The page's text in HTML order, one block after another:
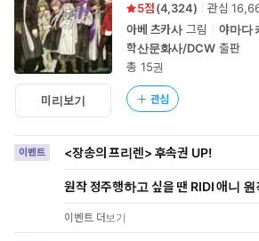
미리보기
5 (4,324) 관심
아베 츠카사그림 야마다
학산문화사/DCW출판
총 15권
관심
이벤트 <장송의 프리렌> 후속권 UP!
원작 정주행하고 싶을 땐 RIDI 애니
이벤트 더보기